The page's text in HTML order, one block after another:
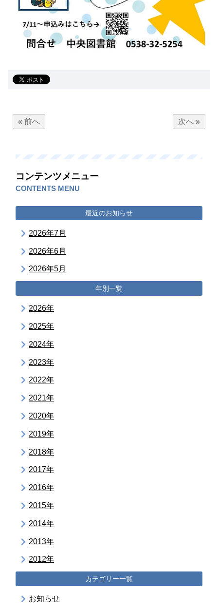
« 前へ 次へ »
コンテンツメニュー
CONTENTS MENU
最近のお知らせ
2026年7月
2026年6月
2026年5月
年別一覧
2026年
2025年
2024年
2023年
2022年
2021年
2020年
2019年
2018年
2017年
2016年
2015年
2014年
2013年
2012年
カテゴリー一覧
お知らせ